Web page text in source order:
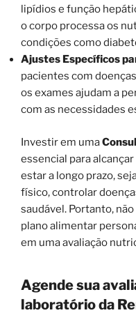
lipídios e função
o corpo processa os
condições como
Ajustes Específicos
pacientes com
os exames ajudam a
com as necessidades
Investir em uma
essencial para
estar a longo prazo,
físico, controlar
saudável. Portanto,
plano alimentar
em uma avaliação
Agende sua
laboratório da